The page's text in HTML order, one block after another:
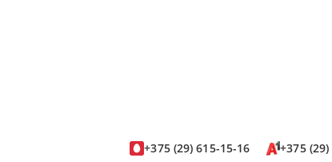
+375 (29) 615-15-16 +375 (29)